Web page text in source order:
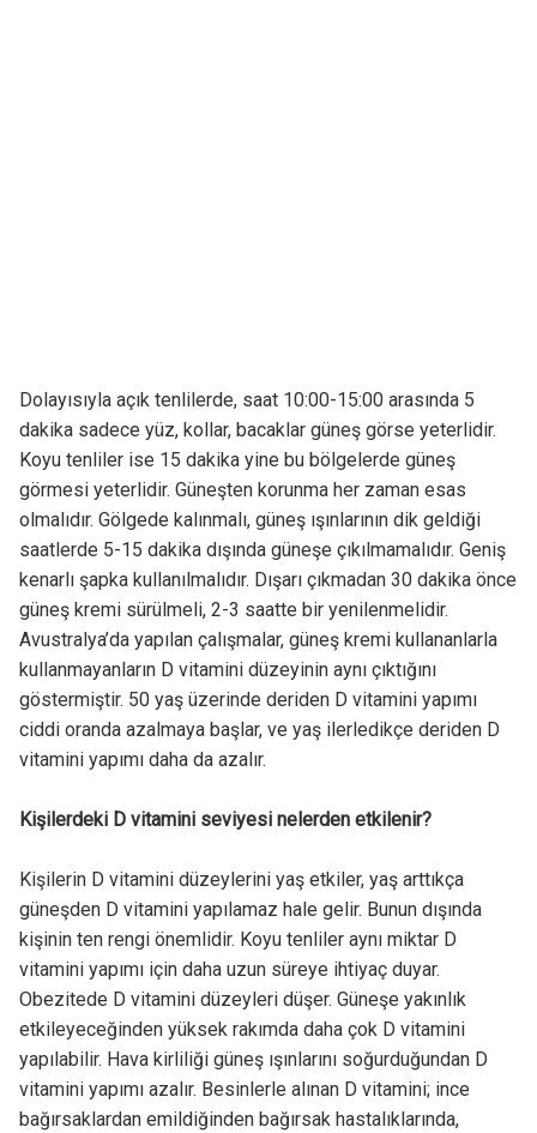
Dolayısıyla açık tenlilerde, saat 10:00-15:00 arasında 5
dakika sadece yüz, kollar, bacaklar güneş görse yeterlidir.
Koyu tenliler ise 15 dakika yine bu bölgelerde güneş
görmesi yeterlidir. Güneşten korunma her zaman esas
olmalıdır. Gölgede kalınmalı, güneş ışınlarının dik geldiği
saatlerde 5-15 dakika dışında güneşe çıkılmamalıdır. Geniş
kenarlı şapka kullanılmalıdır. Dışarı çıkmadan 30 dakika önce
güneş kremi sürülmeli, 2-3 saatte bir yenilenmelidir.
Avustralya’da yapılan çalışmalar, güneş kremi kullananlarla
kullanmayanların D vitamini düzeyinin aynı çıktığını
göstermiştir. 50 yaş üzerinde deriden D vitamini yapımı
ciddi oranda azalmaya başlar, ve yaş ilerledikçe deriden D
vitamini yapımı daha da azalır.
Kişilerdeki D vitamini seviyesi nelerden etkilenir?
Kişilerin D vitamini düzeylerini yaş etkiler, yaş arttıkça
güneşden D vitamini yapılamaz hale gelir. Bunun dışında
kişinin ten rengi önemlidir. Koyu tenliler aynı miktar D
vitamini yapımı için daha uzun süreye ihtiyaç duyar.
Obezitede D vitamini düzeyleri düşer. Güneşe yakınlık
etkileyeceğinden yüksek rakımda daha çok D vitamini
yapılabilir. Hava kirliliği güneş ışınlarını soğurduğundan D
vitamini yapımı azalır. Besinlerle alınan D vitamini; ince
bağırsaklardan emildiğinden bağırsak hastalıklarında,